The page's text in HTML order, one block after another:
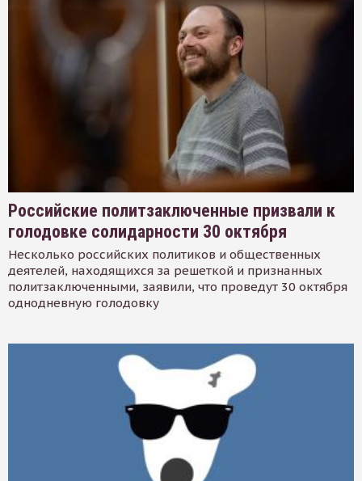
Российские политзаключенные призвали к
голодовке солидарности 30 октября
Несколько российских политиков и общественных
деятелей, находящихся за решеткой и признанных
политзаключенными, заявили, что проведут 30 октября
однодневную голодовку